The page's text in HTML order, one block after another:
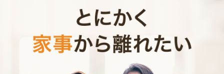
みんなどういうルールを決めているの？